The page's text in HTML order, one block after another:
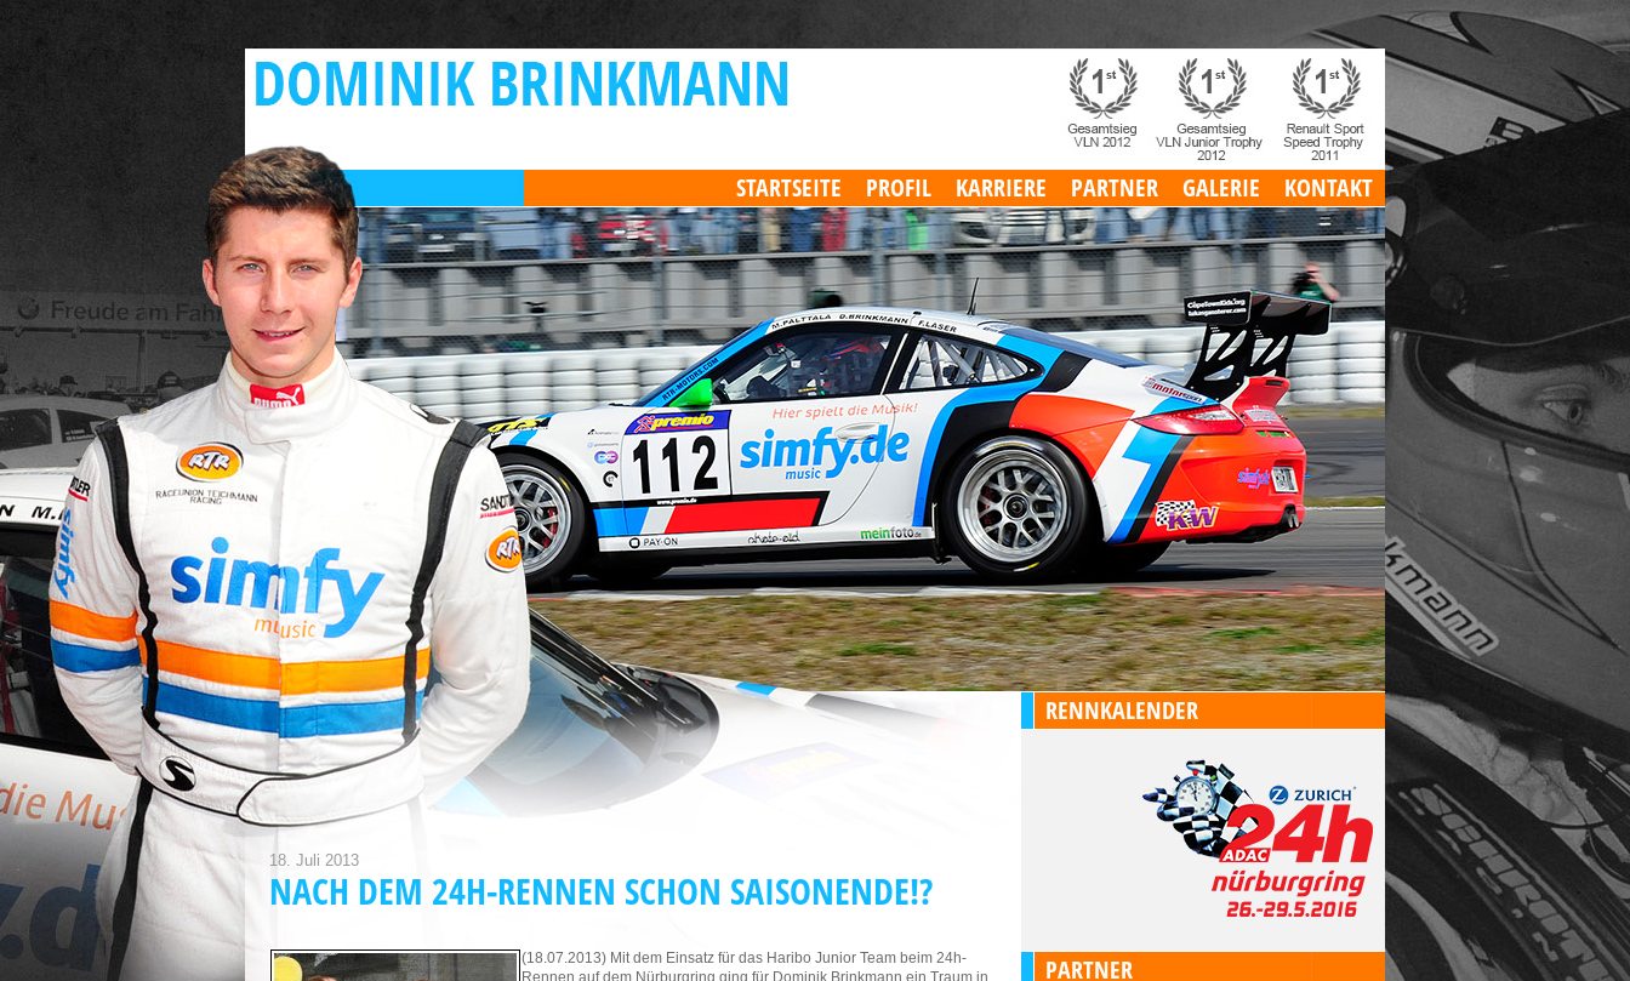
KONTAKT
GALERIE
PARTNER
KARRIERE
PROFIL
STARTSEITE
18. Juli 2013
NACH DEM 24H-RENNEN SCHON SAISONENDE!?
(18.07.2013) Mit dem Einsatz für das Haribo Junior Team beim 24h-
Rennen auf dem Nürburgring ging für Dominik Brinkmann ein Traum in
RENNKALENDER
PARTNER